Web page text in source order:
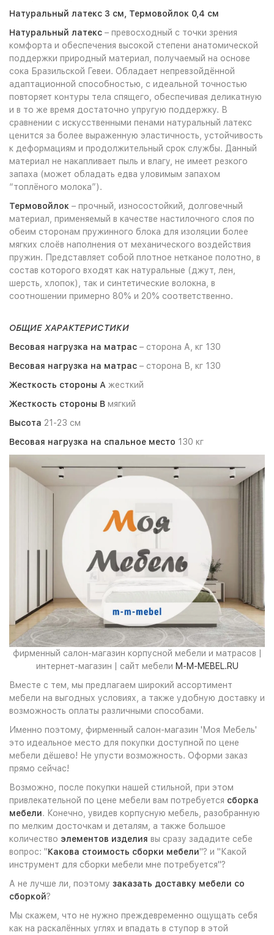
Натуральный латекс 3 см, Термовойлок 0,4 см
Натуральный латекс – превосходный с точки зрения
комфорта и обеспечения высокой степени анатомической
поддержки природный материал, получаемый на основе
сока Бразильской Гевеи. Обладает непревзойдённой
адаптационной способностью, с идеальной точностью
повторяет контуры тела спящего, обеспечивая деликатную
и в то же время достаточно упругую поддержку. В
сравнении с искусственными пенами натуральный латекс
ценится за более выраженную эластичность, устойчивость
к деформациям и продолжительный срок службы. Данный
материал не накапливает пыль и влагу, не имеет резкого
запаха (может обладать едва уловимым запахом
“топлёного молока”).
Термовойлок – прочный, износостойкий, долговечный
материал, применяемый в качестве настилочного слоя по
обеим сторонам пружинного блока для изоляции более
мягких слоёв наполнения от механического воздействия
пружин. Представляет собой плотное нетканое полотно, в
состав которого входят как натуральные (джут, лен,
шерсть, хлопок), так и синтетические волокна, в
соотношении примерно 80% и 20% соответственно.
ОБЩИЕ ХАРАКТЕРИСТИКИ
Весовая нагрузка на матрас – сторона А, кг 130
Весовая нагрузка на матрас – сторона В, кг 130
Жесткость стороны А жесткий
Жесткость стороны B мягкий
Высота 21-23 см
Весовая нагрузка на спальное место 130 кг
фирменный салон-магазин корпусной мебели и матрасов |
интернет-магазин | сайт мебели M-M-MEBEL.RU
Вместе с тем, мы предлагаем широкий ассортимент
мебели на выгодных условиях, а также удобную доставку и
возможность оплаты различными способами.
Именно поэтому, фирменный салон-магазин 'Моя Мебель'
это идеальное место для покупки доступной по цене
мебели дёшево! Не упусти возможность. Оформи заказ
прямо сейчас!
Возможно, после покупки нашей стильной, при этом
привлекательной по цене мебели вам потребуется сборка
мебели. Конечно, увидев корпусную мебель, разобранную
по мелким досточкам и деталям, а также большое
количество элементов изделия вы сразу зададите себе
вопрос: "Какова стоимость сборки мебели"? и "Какой
инструмент для сборки мебели мне потребуется"?
А не лучше ли, поэтому заказать доставку мебели со
сборкой?
Мы скажем, что не нужно преждевременно ощущать себя
как на раскалённых углях и впадать в ступор в этой